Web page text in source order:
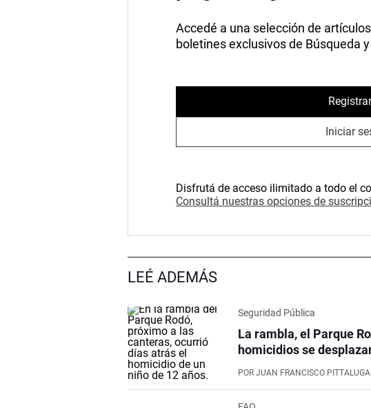
Accedé a una selección de
boletines exclusivos de Búsqueda
Iniciar
Disfrutá de acceso ilimitado a todo el
Consultá nuestras opciones de
LEÉ ADEMÁS
Seguridad Pública
La rambla, el Parque
homicidios se
POR JUAN FRANCISCO PITTALUGA